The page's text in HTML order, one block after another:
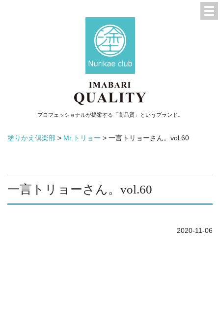
プロフェッショナルが提案する「高品質」というブランド。
塗りかえ倶楽部 > Mr.トリョー > 一言トリョーさん。vol.60
一言トリョーさん。vol.60
2020-11-06